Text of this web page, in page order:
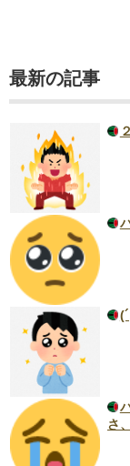
最新の記事
さ